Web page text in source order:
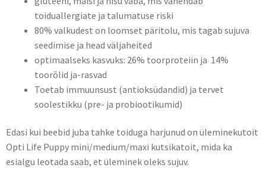
toiduallergiate ja talumatuse riski
80% valkudest on loomset päritolu, mis tagab sujuva
seedimise ja head väljaheited
optimaalseks kasvuks: 26% toorproteiin ja 14%
toorõlid ja-rasvad
Toetab immuunsust (antioksüdandid) ja tervet
soolestikku (pre- ja probiootikumid)
Edasi kui beebid juba tahke toiduga harjunud on üleminekutoit
Opti Life Puppy mini/medium/maxi kutsikatoit, mida ka
esialgu leotada saab, et üleminek oleks sujuv.